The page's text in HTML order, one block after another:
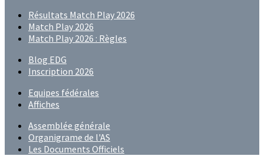
Résultats Match Play 2026
Match Play 2026
Match Play 2026 : Règles
Blog EDG
Inscription 2026
Equipes fédérales
Affiches
Assemblée générale
Organigrame de l'AS
Les Documents Officiels